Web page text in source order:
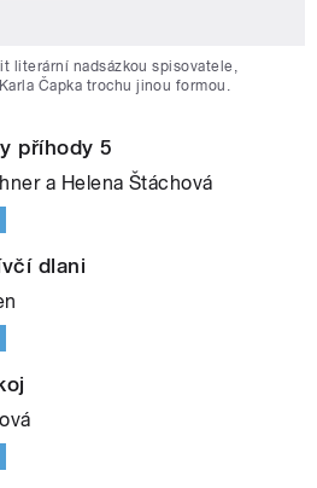
literární nadsázkou spisovatele,
Čapka trochu jinou formou.
příhody 5
a Helena Štáchová
dlani